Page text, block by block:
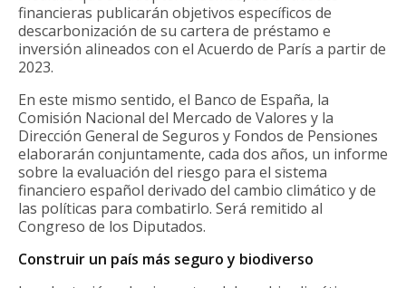
financieras publicarán objetivos específicos de
descarbonización de su cartera de préstamo e
inversión alineados con el Acuerdo de París a partir de
2023.
En este mismo sentido, el Banco de España, la
Comisión Nacional del Mercado de Valores y la
Dirección General de Seguros y Fondos de Pensiones
elaborarán conjuntamente, cada dos años, un informe
sobre la evaluación del riesgo para el sistema
financiero español derivado del cambio climático y de
las políticas para combatirlo. Será remitido al
Congreso de los Diputados.
Construir un país más seguro y biodiverso